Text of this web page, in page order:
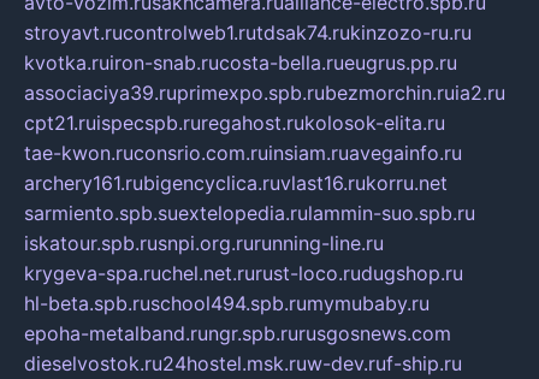
stroyavt.rucontrolweb1.rutdsak74.rukinzozo-ru.ru
kvotka.ruiron-snab.rucosta-bella.rueugrus.pp.ru
associaciya39.ruprimexpo.spb.rubezmorchin.ruia2.ru
cpt21.ruispecspb.ruregahost.rukolosok-elita.ru
tae-kwon.ruconsrio.com.ruinsiam.ruavegainfo.ru
archery161.rubigencyclica.ruvlast16.rukorru.net
sarmiento.spb.suextelopedia.rulammin-suo.spb.ru
iskatour.spb.rusnpi.org.rurunning-line.ru
krygeva-spa.ruchel.net.rurust-loco.rudugshop.ru
hl-beta.spb.ruschool494.spb.rumymubaby.ru
epoha-metalband.rungr.spb.rurusgosnews.com
dieselvostok.ru24hostel.msk.ruw-dev.ruf-ship.ru